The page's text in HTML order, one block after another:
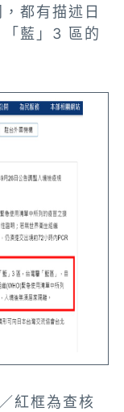
都有描述日
藍」3 區的
紅框為查核